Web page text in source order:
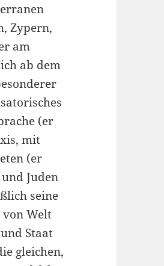
Zypern,
am
ab dem
(er
mit
(er
Juden
seine
von Welt
Staat
gleichen,